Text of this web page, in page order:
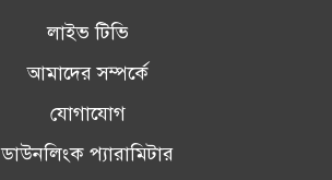
লাইভ টিভি
আমাদের সম্পর্কে
যোগাযোগ
ডাউনলিংক প্যারামিটার